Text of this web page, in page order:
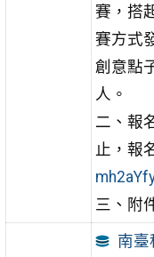
賽，搭
賽方式
創意點
人。
二、報
止，報
三、附
南臺